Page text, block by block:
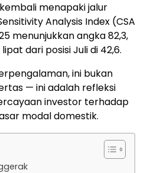
menapaki jalur
Analysis Index (CSA
menunjukkan angka 82,3,
dari posisi Juli di 42,6.
ini bukan
— ini adalah refleksi
investor terhadap
modal domestik.